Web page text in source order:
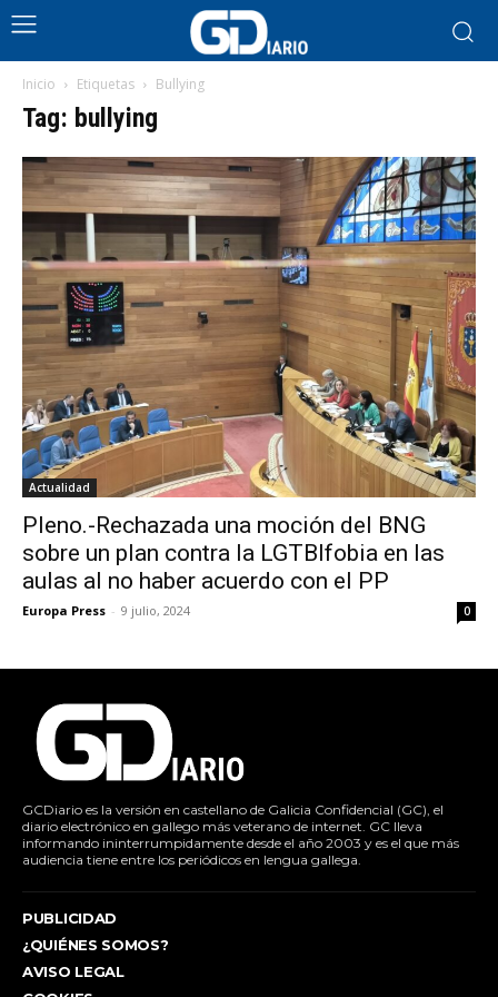
Inicio Etiquetas Bullying
Tag: bullying
Actualidad
Pleno.-Rechazada una moción del BNG
sobre un plan contra la LGTBIfobia en las
aulas al no haber acuerdo con el PP
Europa Press - 9 julio, 2024 0
GCDiario es la versión en castellano de Galicia Confidencial (GC), el
diario electrónico en gallego más veterano de internet. GC lleva
informando ininterrumpidamente desde el año 2003 y es el que más
audiencia tiene entre los periódicos en lengua gallega.
PUBLICIDAD
¿QUIÉNES SOMOS?
AVISO LEGAL